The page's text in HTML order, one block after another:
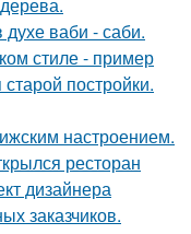
ваби - саби.
стиле - пример
постройки.
настроением.
ресторан
дизайнера
заказчиков.